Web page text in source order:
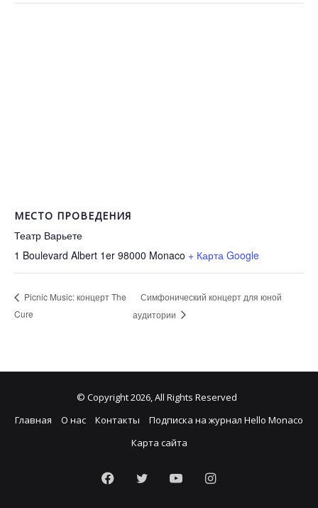
МЕСТО ПРОВЕДЕНИЯ
Театр Варьете
1 Boulevard Albert 1er 98000 Monaco + Карта Google
Picnic Music: концерт The
Cure
Симфонический концерт для юной
аудитории
© Copyright 2026, All Rights Reserved
Главная
О нас Контакты
Подписка на журнал Hello Monaco
Карта сайта
Facebook
TwitterYouTubeInstagram